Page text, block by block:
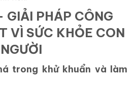
GIẢI PHÁP CÔNG
VÌ SỨC KHỎE CON
NGƯỜI
trong khử khuẩn và làm